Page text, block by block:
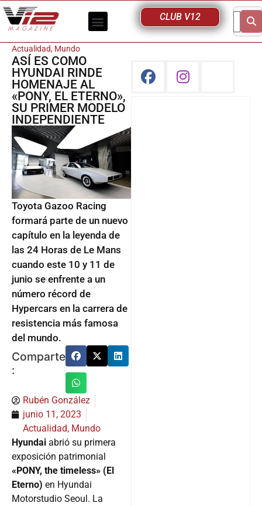
CLUB V12
Actualidad, Mundo
ASÍ ES COMO
HYUNDAI RINDE
HOMENAJE AL
«PONY, EL ETERNO»,
SU PRIMER MODELO
INDEPENDIENTE
Toyota Gazoo Racing
formará parte de un nuevo
capítulo en la leyenda de
las 24 Horas de Le Mans
cuando este 10 y 11 de
junio se enfrente a un
número récord de
Hypercars en la carrera de
resistencia más famosa
del mundo.
Comparte
:
Rubén González
junio 11, 2023
Actualidad, Mundo
Hyundai abrió su primera
exposición patrimonial
«PONY, the timeless» (El
Eterno) en Hyundai
Motorstudio Seoul. La